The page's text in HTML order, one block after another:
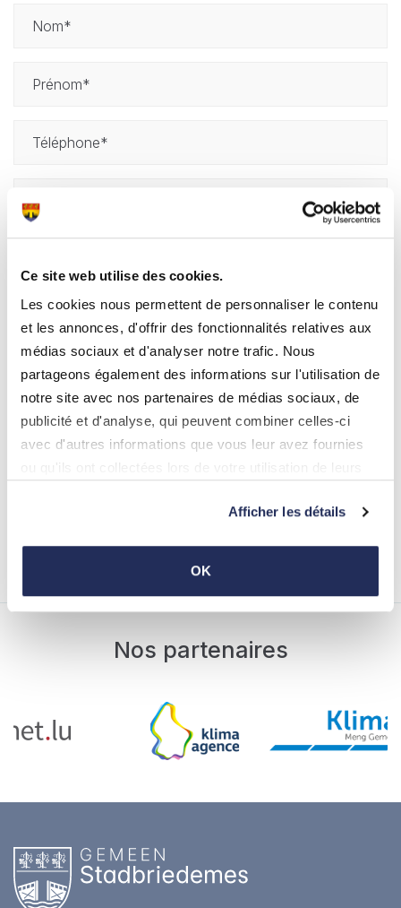
Ce site web utilise des cookies.
Les cookies nous permettent de personnaliser le contenu
et les annonces, d'offrir des fonctionnalités relatives aux
médias sociaux et d'analyser notre trafic. Nous
partageons également des informations sur l'utilisation de
notre site avec nos partenaires de médias sociaux, de
publicité et d'analyse, qui peuvent combiner celles-ci
avec d'autres informations que vous leur avez fournies
ou qu'ils ont collectées lors de votre utilisation de leurs
Afficher les détails
OK
Email
Accepter le traitement des données
Accepter le traitement des données
J’accepte que les données envoyées par ce formulaire ne
traitement des données est soumis à notrePolitique de
confidentialité.
Envoyer ma demande
Nos partenaires